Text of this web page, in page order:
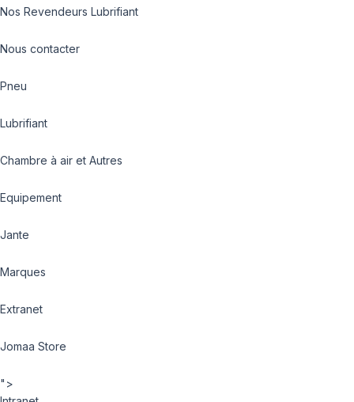
Nos Revendeurs Lubrifiant
Nous contacter
Pneu
Lubrifiant
Chambre à air et Autres
Equipement
Jante
Marques
Extranet
Jomaa Store
">